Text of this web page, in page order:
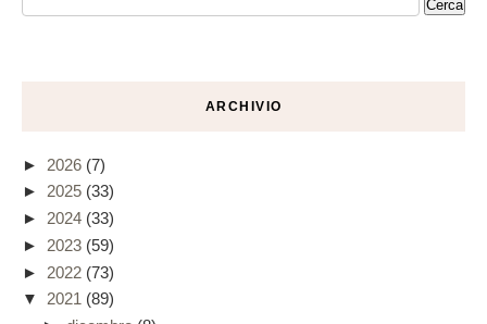
ARCHIVIO
► 2026 (7)
► 2025 (33)
► 2024 (33)
► 2023 (59)
► 2022 (73)
▼ 2021 (89)